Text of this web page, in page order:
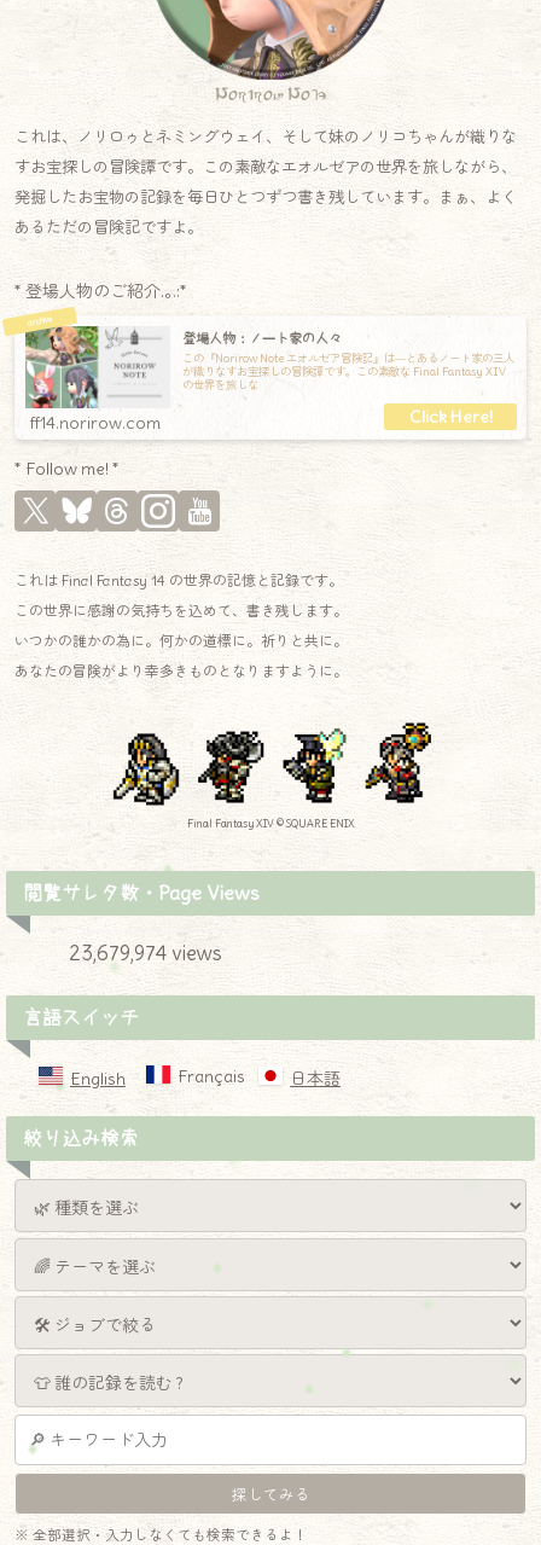
Norirow Note
これは、ノリロゥとネミングウェイ、そして妹のノリコちゃんが織りな
すお宝探しの冒険譚です。この素敵なエオルゼアの世界を旅しながら、
発掘したお宝物の記録を毎日ひとつずつ書き残しています。まぁ、よく
あるただの冒険記ですよ。
* 登場人物のご紹介.｡.:*
登場人物：ノート家の人々
この『Norirow Note エオルゼア冒険記』は―とあるノート家の三人
が織りなすお宝探しの冒険譚です。この素敵な Final Fantasy XIV
の世界を旅しな
ff14.norirow.com
* Follow me! *
これは Final Fantasy 14 の世界の記憶と記録です。
この世界に感謝の気持ちを込めて、書き残します。
いつかの誰かの為に。何かの道標に。祈りと共に。
あなたの冒険がより幸多きものとなりますように。
Final Fantasy XIV © SQUARE ENIX
閲覧サレタ数・Page Views
23,679,974 views
言語スイッチ
English Français 日本語
絞り込み検索
※ 全部選択・入力しなくても検索できるよ！